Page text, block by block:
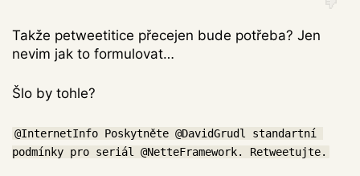
Takže petweetitice přecejen bude potřeba? Jen
nevim jak to formulovat…
Šlo by tohle?
@InternetInfo Poskytněte @DavidGrudl standartní
podmínky pro seriál @NetteFramework. Retweetujte.